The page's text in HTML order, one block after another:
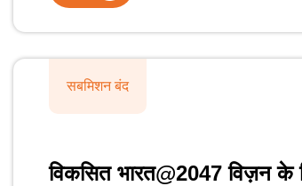
सबमिशन बंद
विकसित भारत@2047 विज़न के